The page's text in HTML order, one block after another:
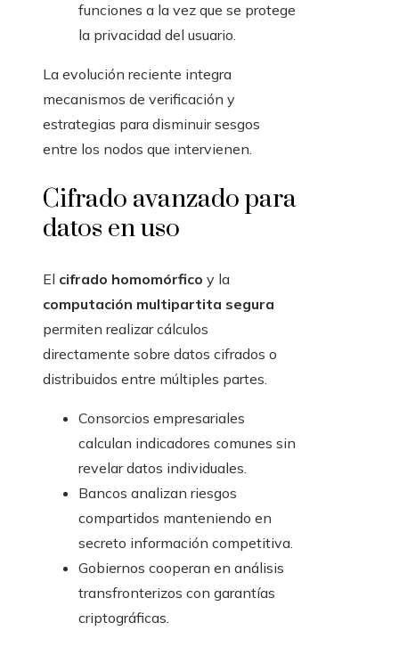
funciones a la vez que se protege
la privacidad del usuario.
La evolución reciente integra
mecanismos de verificación y
estrategias para disminuir sesgos
entre los nodos que intervienen.
Cifrado avanzado para
datos en uso
El cifrado homomórfico y la
computación multipartita segura
permiten realizar cálculos
directamente sobre datos cifrados o
distribuidos entre múltiples partes.
Consorcios empresariales
calculan indicadores comunes sin
revelar datos individuales.
Bancos analizan riesgos
compartidos manteniendo en
secreto información competitiva.
Gobiernos cooperan en análisis
transfronterizos con garantías
criptográficas.